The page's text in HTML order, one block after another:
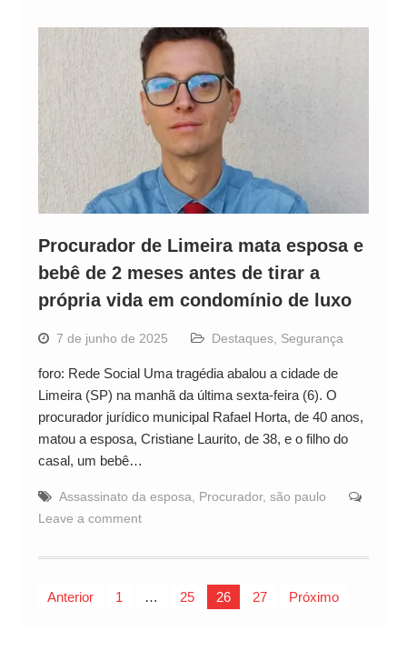
Procurador de Limeira mata esposa e
bebê de 2 meses antes de tirar a
própria vida em condomínio de luxo
7 de junho de 2025 Destaques, Segurança
foro: Rede Social Uma tragédia abalou a cidade de
Limeira (SP) na manhã da última sexta-feira (6). O
procurador jurídico municipal Rafael Horta, de 40 anos,
matou a esposa, Cristiane Laurito, de 38, e o filho do
casal, um bebê…
Assassinato da esposa Procurador, são paulo
Leave a comment
Paginação
Anterior 1 … 25 26 27 Próximo